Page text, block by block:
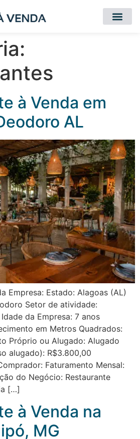
à Venda em
AL
Empresa: Estado: Alagoas (AL)
Setor de atividade:
da Empresa: 7 anos
em Metros Quadrados:
Próprio ou Alugado: Alugado
alugado): R$3.800,00
Faturamento Mensal:
do Negócio: Restaurante
[…]
à Venda na
MG